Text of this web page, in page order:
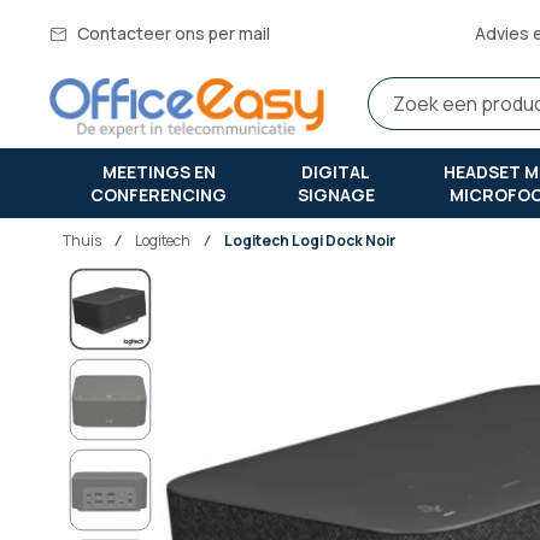
Contacteer ons per mail Advies
MEETINGS EN
CONFERENCING
DIGITAL
SIGNAGE
HEADSET
Thuis logitech Logitech Logi Dock Noir
Ga
naar
het
einde
van
de
afbeeldingen-
gallerij